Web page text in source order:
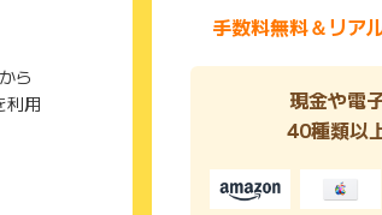
ら
利用
手数料無料＆リア
現金や電
40種類以